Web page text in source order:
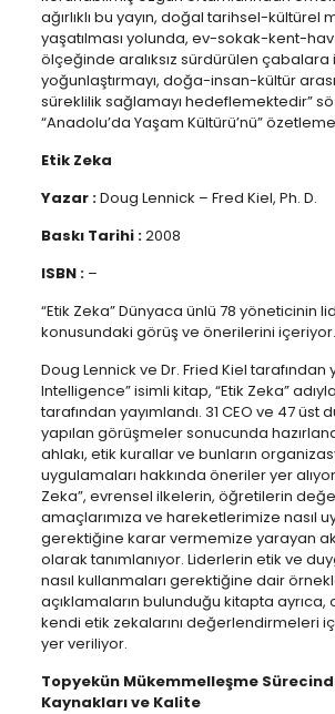
ağırlıklı bu yayın, doğal tarihsel-kültürel
yaşatılması yolunda, ev-sokak-kent-
ölçeğinde aralıksız sürdürülen çabalara
yoğunlaştırmayı, doğa-insan-kültür
süreklilik sağlamayı hedeflemektedir”
“Anadolu’da Yaşam Kültürü’nü”
Etik Zeka
Yazar :Doug Lennick – Fred Kiel, Ph. D.
Baskı Tarihi :2008
ISBN : –
“Etik Zeka” Dünyaca ünlü 78 yöneticinin
konusundaki görüş ve önerilerini içeriyor.
Doug Lennick ve Dr. Fried Kiel tarafından
Intelligence” isimli kitap, “Etik Zeka”
tarafından yayımlandı. 31 CEO ve 47 üst
yapılan görüşmeler sonucunda
ahlakı, etik kurallar ve bunların
uygulamaları hakkında öneriler yer
Zeka”, evrensel ilkelerin, öğretilerin
amaçlarımıza ve hareketlerimize nasıl
gerektiğine karar vermemize yarayan
olarak tanımlanıyor. Liderlerin etik ve
nasıl kullanmaları gerektiğine dair
açıklamaların bulunduğu kitapta ayrıca,
kendi etik zekalarını değerlendirmeleri
yer veriliyor.
Topyekün Mükemmelleşme
Kaynakları ve Kalite